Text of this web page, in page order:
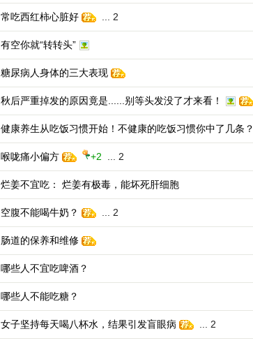
常吃西红柿心脏好 2
有空你就“转转头”
糖尿病人身体的三大表现
秋后严重掉发的原因竟是......别等头发没了才来看！
健康养生从吃饭习惯开始！不健康的吃饭习惯你中了几条？
喉咙痛小偏方 +2 2
烂姜不宜吃： 烂姜有极毒，能坏死肝细胞
空腹不能喝牛奶？ 2
肠道的保养和维修
哪些人不宜吃啤酒？
哪些人不能吃糖？
女子坚持每天喝八杯水，结果引发盲眼病 2